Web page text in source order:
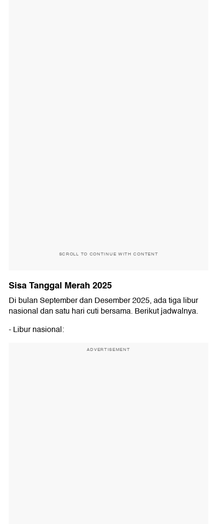
SCROLL TO CONTINUE WITH CONTENT
Sisa Tanggal Merah 2025
Di bulan September dan Desember 2025, ada tiga libur
nasional dan satu hari cuti bersama. Berikut jadwalnya.
- Libur nasional:
ADVERTISEMENT